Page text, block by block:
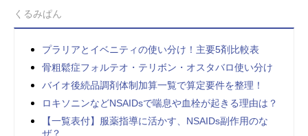
くるみぱん
プラリアとイベニティの使い分け！主要5剤比較表
骨粗鬆症フォルテオ・テリボン・オスタバロ使い分け
バイオ後続品調剤体制加算一覧で算定要件を整理！
ロキソニンなどNSAIDsで喘息や血栓が起きる理由は？
【一覧表付】服薬指導に活かす、NSAIDs副作用のな
ぜ？